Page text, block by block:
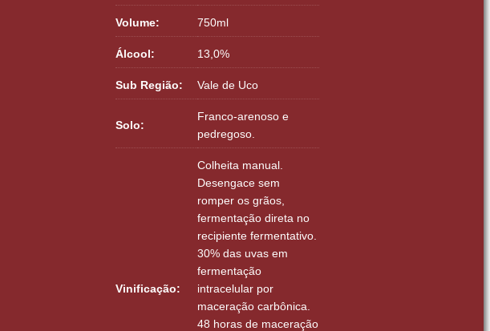
Volume: 750ml
Álcool: 13,0%
Sub Região: Vale de Uco
Solo:
Franco-arenoso e
pedregoso.
Vinificação:
Colheita manual.
Desengace sem
romper os grãos,
fermentação direta no
recipiente fermentativo.
30% das uvas em
fermentação
intracelular por
maceração carbônica.
48 horas de maceração